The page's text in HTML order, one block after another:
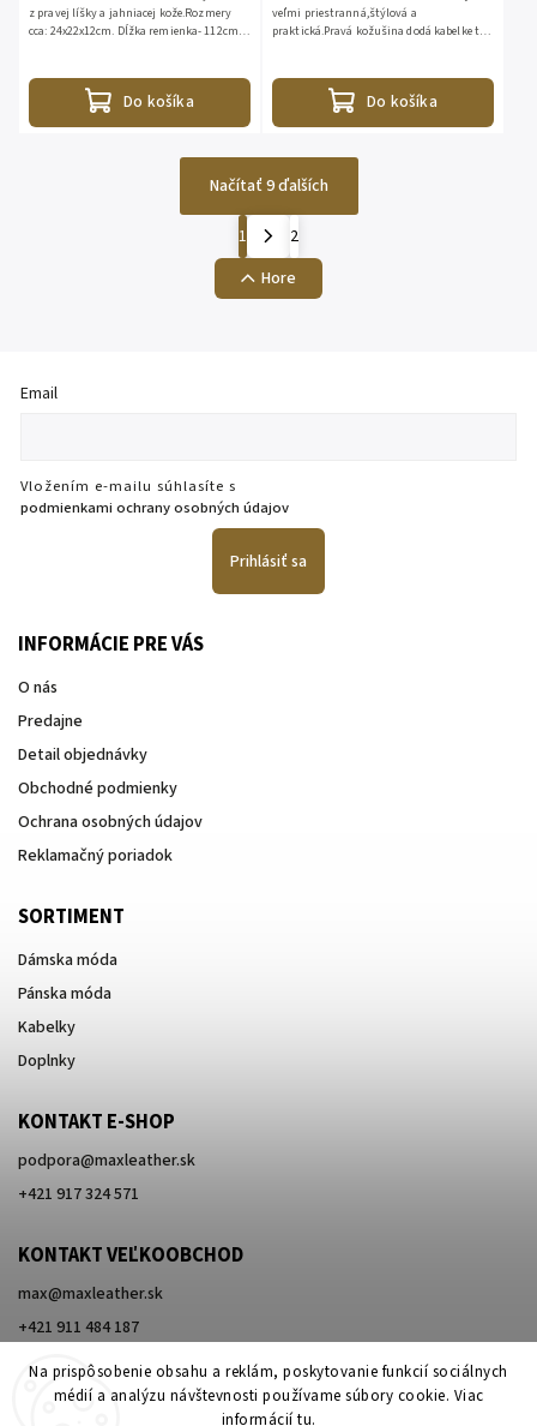
Na prispôsobenie obsahu a reklám, poskytovanie funkcií sociálnych
médií a analýzu návštevnosti používame súbory cookie. Viac
informáciítu.
Do košíka
z pravej líšky a jahniacej kože.Rozmery
cca: 24x22x12cm. Dĺžka remienka- 112cm.
Do košíka
veľmi priestranná,štýlová a
praktická.Pravá kožušina dodá kabelke ten
Načítať 9 ďalších
1
2
Hore
Email
Vložením e-mailu súhlasíte s
podmienkami ochrany osobných údajov
Prihlásiť sa
INFORMÁCIE PRE VÁS
O nás
Predajne
Detail objednávky
Obchodné podmienky
Ochrana osobných údajov
Reklamačný poriadok
SORTIMENT
Dámska móda
Pánska móda
Kabelky
Doplnky
KONTAKT E-SHOP
podpora@maxleather.sk
+421 917 324 571
KONTAKT VEĽKOOBCHOD
max@maxleather.sk
+421 911 484 187